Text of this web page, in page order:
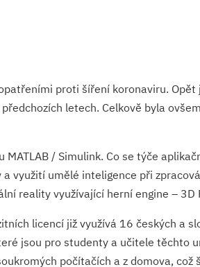
proti šíření koronaviru. Opět
letech. Celkově byla
/ Simulink. Co se týče
využití umělé inteligence při
reality využívající herní engine – 3D
licencí již využívá 16 českých a
jsou pro studenty a učitele těchto
počítačích a z domova, což